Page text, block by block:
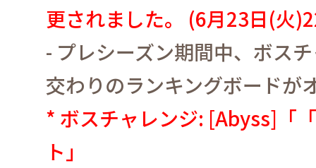
更されました。
(6月23日(火
- プレシーズン期間中、ボス
交わりのランキングボードが
* ボスチャレンジ: [Abyss] 「
ト」